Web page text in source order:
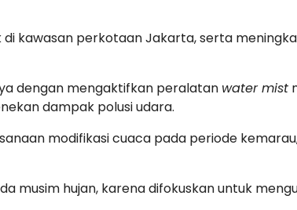
kawasan perkotaan Jakarta, serta
dengan mengaktifkan peralatan water mist
dampak polusi udara.
modifikasi cuaca pada periode
musim hujan, karena difokuskan untuk